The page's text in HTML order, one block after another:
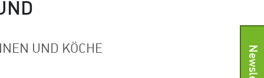
UND KÖCHE